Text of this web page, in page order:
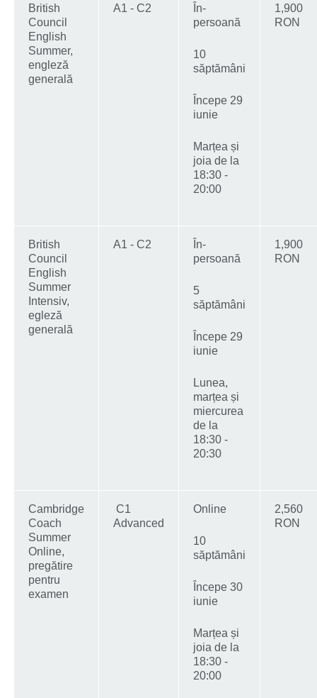
British
Council
English
Summer,
engleză
generală
A1 - C2
În-
persoană
10
săptămâni
Începe 29
iunie
Marțea și
joia de la
18:30 -
20:00
1,900
RON
British
Council
English
Summer
Intensiv,
egleză
generală
A1 - C2
În-
persoană
5
săptămâni
Începe 29
iunie
Lunea,
marțea și
miercurea
de la
18:30 -
20:30
1,900
RON
Cambridge
Coach
Summer
Online,
pregătire
pentru
examen
C1
Advanced
Online
10
săptămâni
Începe 30
iunie
Marțea și
joia de la
18:30 -
20:00
2,560
RON